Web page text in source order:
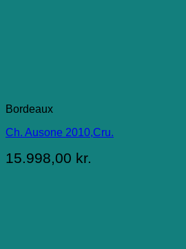
Bordeaux
Ch. Ausone 2010,Cru.
15.998,00 kr.